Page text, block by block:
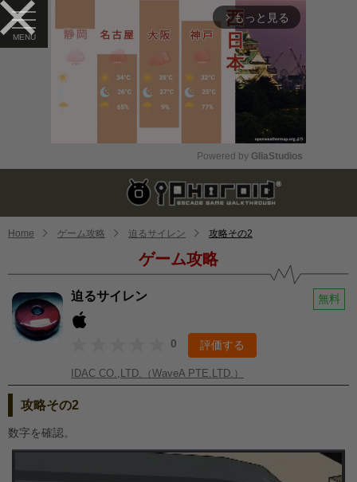
arrow_forward_ios もっと見る
Mute
Powered by GliaStudios
Home ゲーム攻略 迫るサイレン 攻略その2
ゲーム攻略
迫るサイレン 無料
0 評価する
IDAC CO.,LTD.（WaveA PTE.LTD.）
攻略その2
数字を確認。